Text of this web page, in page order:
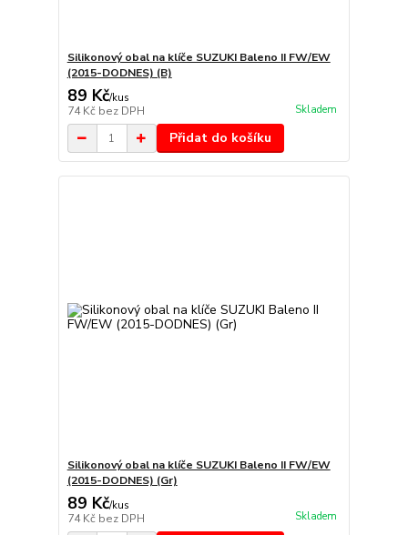
Silikonový obal na klíče SUZUKI Baleno II FW/EW
(2015-DODNES) (B)
89 Kč/kus
74 Kč bez DPH Skladem
Přidat do košíku
Silikonový obal na klíče SUZUKI Baleno II FW/EW
(2015-DODNES) (Gr)
89 Kč/kus
74 Kč bez DPH Skladem